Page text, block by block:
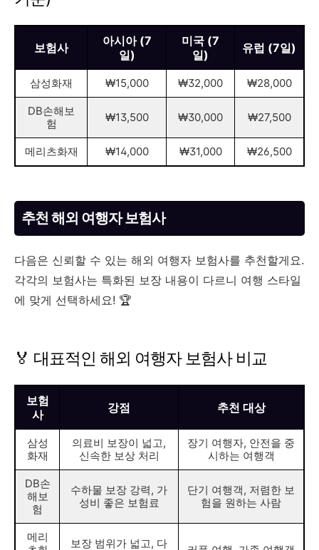
보험사
아시아 (7
일)
미국 (7
일)
유럽 (7일)
삼성화재 ₩15,000 ₩32,000 ₩28,000
DB손해보
험
₩13,500 ₩30,000 ₩27,500
메리츠화재 ₩14,000 ₩31,000 ₩26,500
추천 해외 여행자 보험사
다음은 신뢰할 수 있는 해외 여행자 보험사를 추천할게요.
각각의 보험사는 특화된 보장 내용이 다르니 여행 스타일
에 맞게 선택하세요! 🏆
🏅 대표적인 해외 여행자 보험사 비교
보험
사
강점 추천 대상
삼성
화재
의료비 보장이 넓고,
신속한 보상 처리
장기 여행자, 안전을 중
시하는 여행객
DB손
해보
험
수하물 보장 강력, 가
성비 좋은 보험료
단기 여행객, 저렴한 보
험을 원하는 사람
메리
보장 범위가 넓고, 다